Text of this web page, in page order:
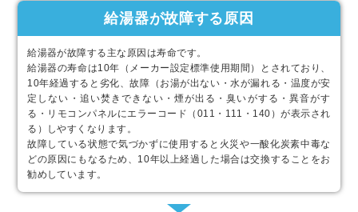
給湯器が故障する原因
給湯器が故障する主な原因は寿命です。
給湯器の寿命は10年（メーカー設定標準使用期間）とされており、
10年経過すると劣化、故障（お湯が出ない・水が漏れる・温度が安
定しない・追い焚きできない・煙が出る・臭いがする・異音がす
る・リモコンパネルにエラーコード（011・111・140）が表示され
る）しやすくなります。
故障している状態で気づかずに使用すると火災や一酸化炭素中毒な
どの原因にもなるため、10年以上経過した場合は交換することをお
勧めしています。